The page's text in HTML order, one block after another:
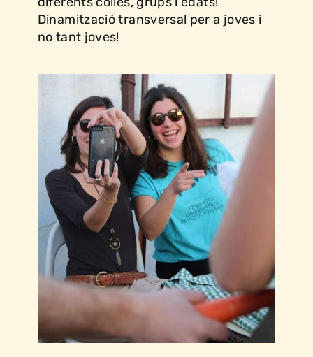
Dinamització transversal per a joves i
no tant joves!